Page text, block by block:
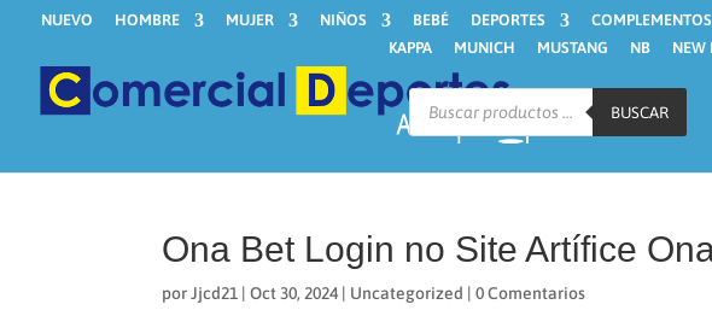
NUEVO HOMBRE MUJER NIÑOS BEBÉ DEPORTES COMPLEMENTOS
KAPPA
MUNICH MUSTANG NB NEW
Búsqueda
productos
BUSCAR
Ona Bet Login no Site Artífice
porJjcd21 |Oct 30, 2024 | Uncategorized |0 Comentarios